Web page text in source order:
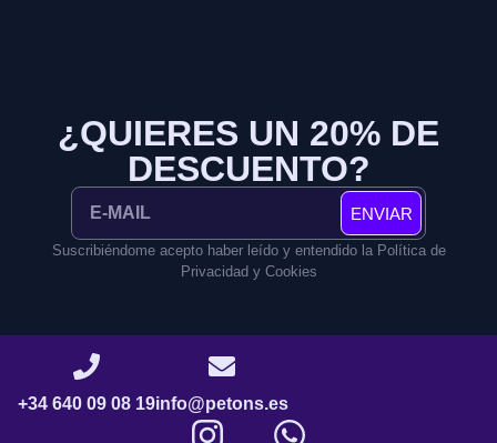
¿QUIERES UN 20% DE
DESCUENTO?
ENVIAR
Suscribiéndome acepto haber leído y entendido la Política de
Privacidad y Cookies
+34 640 09 08 19info@petons.es